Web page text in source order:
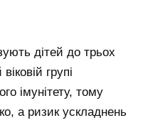
дітей до трьох
групі
імунітету, тому
а ризик ускладнень